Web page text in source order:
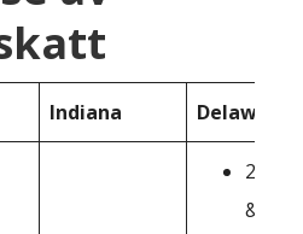
Indiana Delaware
2.20%: